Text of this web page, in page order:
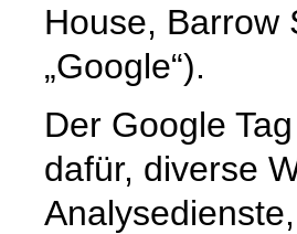
House, Barrow
„Google“).
Der Google
dafür, diverse